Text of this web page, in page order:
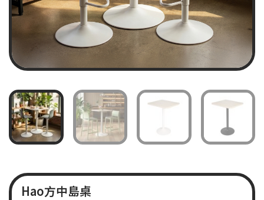
Hao方中島桌